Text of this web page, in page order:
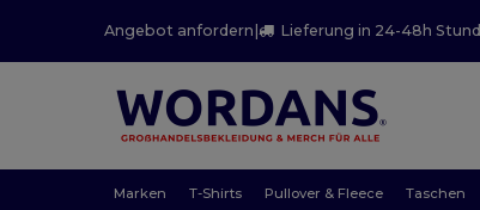
Angebot anfordern | Lieferung in 24-48h
Marken T-Shirts Pullover & Fleece Taschen